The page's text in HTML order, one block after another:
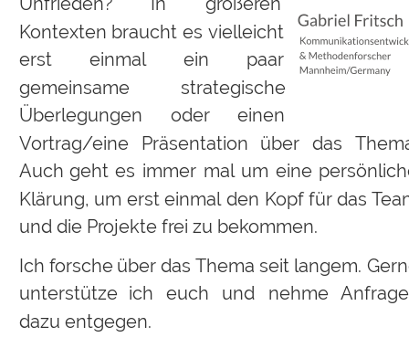
Kontexten braucht es vielleicht
erst
einmal ein
paar
gemeinsame
strategische
Überlegungen
oder
einen
Vortrag/eine
Präsentation über das
Auch geht es immer mal um eine
Klärung, um erst einmal den Kopf für das
und die Projekte frei zu bekommen.
Ich forsche über das Thema seit langem.
unterstütze ich euch und nehme
dazu entgegen.